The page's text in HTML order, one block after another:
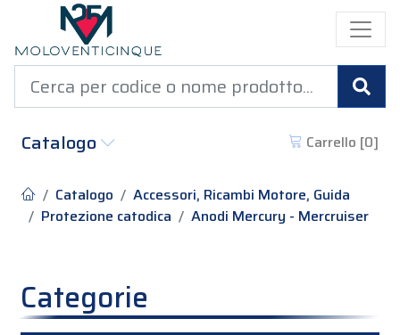
Catalogo
Carrello [0]
Catalogo
Accessori, Ricambi Motore, Guida
Protezione catodica
Anodi Mercury - Mercruiser
Categorie